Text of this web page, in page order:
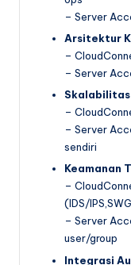
– Server
Arsitektur
–
– Server
Skalabilitas
–
– Server
sendiri
Keamanan
–
(IDS/
– Server
user/group
Integrasi